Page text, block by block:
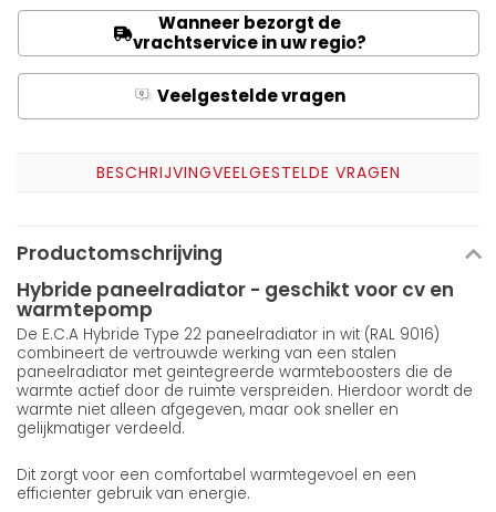
Wanneer bezorgt de
vrachtservice in uw regio?
Q Veelgestelde vragen
BESCHRIJVINGVEELGESTELDE VRAGEN
Productomschrijving
Hybride paneelradiator - geschikt voor cv en
warmtepomp
De E.C.A Hybride Type 22 paneelradiator in wit (RAL 9016)
combineert de vertrouwde werking van een stalen
paneelradiator met geintegreerde warmteboosters die de
warmte actief door de ruimte verspreiden. Hierdoor wordt de
warmte niet alleen afgegeven, maar ook sneller en
gelijkmatiger verdeeld.
Dit zorgt voor een comfortabel warmtegevoel en een
efficienter gebruik van energie.